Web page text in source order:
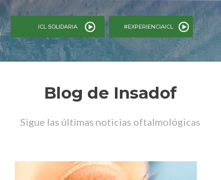
ICL SOLIDARIA #EXPERIENCIAICL
Blog de Insadof
Sigue las últimas noticias oftalmológicas